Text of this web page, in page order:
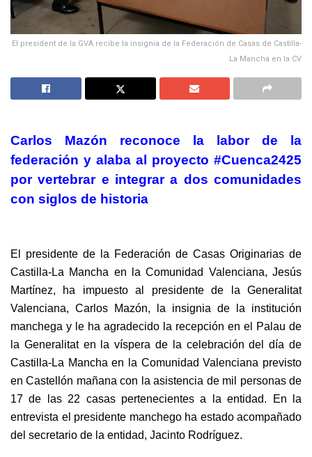
El president de la GVA recibe la insignia de la Federación de Casas de Castilla-
La Mancha en la CV
Carlos Mazón reconoce la labor de la
federación y alaba al proyecto #Cuenca2425
por vertebrar e integrar a dos comunidades
con siglos de historia
El presidente de la Federación de Casas Originarias de
Castilla-La Mancha en la Comunidad Valenciana, Jesús
Martínez, ha impuesto al presidente de la Generalitat
Valenciana, Carlos Mazón, la insignia de la institución
manchega y le ha agradecido la recepción en el Palau de
la Generalitat en la víspera de la celebración del día de
Castilla-La Mancha en la Comunidad Valenciana previsto
en Castellón mañana con la asistencia de mil personas de
17 de las 22 casas pertenecientes a la entidad. En la
entrevista el presidente manchego ha estado acompañado
del secretario de la entidad, Jacinto Rodríguez.